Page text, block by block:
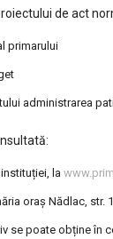
de act
primarului
administrarea
la
oraș Nădlac, str.
se poate obține în